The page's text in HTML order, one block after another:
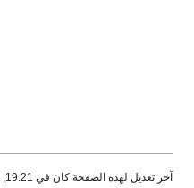
آخر تعديل لهذه الصفحة كان في 19:21, 8 يوليو 2026.